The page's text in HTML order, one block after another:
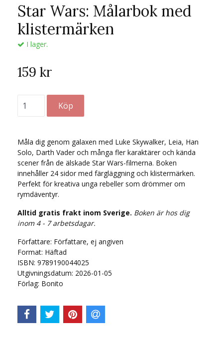
Star Wars: Målarbok med
klistermärken
I lager.
159 kr
Måla dig genom galaxen med Luke Skywalker, Leia, Han
Solo, Darth Vader och många fler karaktärer och kända
scener från de älskade Star Wars-filmerna. Boken
innehåller 24 sidor med färgläggning och klistermärken.
Perfekt för kreativa unga rebeller som drömmer om
rymdäventyr.
Alltid gratis frakt inom Sverige. Boken är hos dig
inom 4 - 7 arbetsdagar.
Författare: Författare, ej angiven
Format: Häftad
ISBN: 9789190044025
Utgivningsdatum: 2026-01-05
Förlag: Bonito